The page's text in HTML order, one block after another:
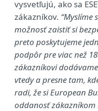
vysvetľujú, ako sa
zákazníkov. “Myslíme
možnosť zaistiť si
preto poskytujeme
podpôr pre viac než
zákazníkovi
vtedy a presne tam,
radi, že si European
oddanosť zákazníkom